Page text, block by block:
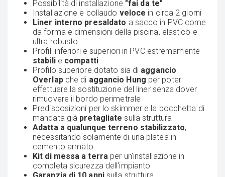
Possibilità di installazione "fai da te"
Installazione e collaudo veloce in circa 2 giorni
Liner interno presaldato a sacco in PVC come
da forma e dimensioni della piscina, elastico e
ultra robusto
Profili inferiori e superiori in PVC estremamente
stabilie compatti
Profilo superiore dotato sia di aggancio
Overlapche di aggancio Hung per poter
effettuare la sostituzione del liner senza dover
rimuovere il bordo perimetrale
Predisposizioni per lo skimmer e la bocchetta di
mandata già pretagliate sulla struttura
Adatta a qualunque terreno stabilizzato,
necessitando solamente di una platea in
cemento armato
Kit di messa a terra per un'installazione in
completa sicurezza dell'impianto
Garanzia di 10 annisulla struttura